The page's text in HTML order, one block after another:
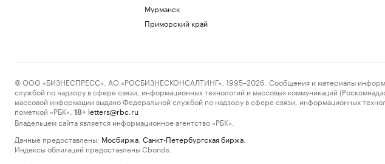
Мурманск
Приморский край
© ООО «БИЗНЕСПРЕСС», АО «РОСБИЗНЕСКОНСАЛТИНГ», 1995–2026. Сообщения и материалы
службой по надзору в сфере связи, информационных технологий и массовых коммуникаций
массовой информации выдано Федеральной службой по надзору в сфере связи, информационных
пометкой «РБК».
18+ letters@rbc.ru
Владельцем сайта является информационное агентство «РБК».
Данные предоставлены: Мосбиржа Санкт-Петербургская биржа
Индексы облигаций предоставлены Cbonds.